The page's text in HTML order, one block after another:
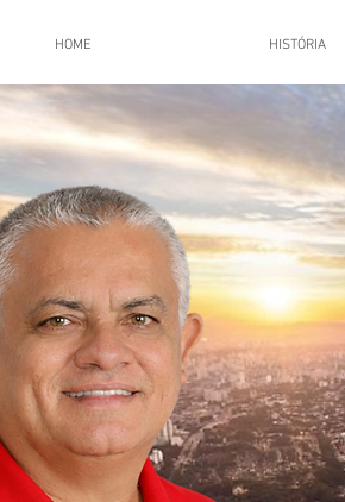
HOME HISTÓRIA